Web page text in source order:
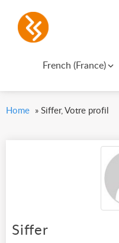
French (France)
Home » Siffer, Votre profil
Siffer